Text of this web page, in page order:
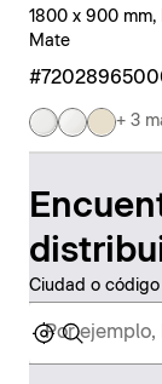
1800 x 900 mm,
Mate
+ 3
Ciudad o